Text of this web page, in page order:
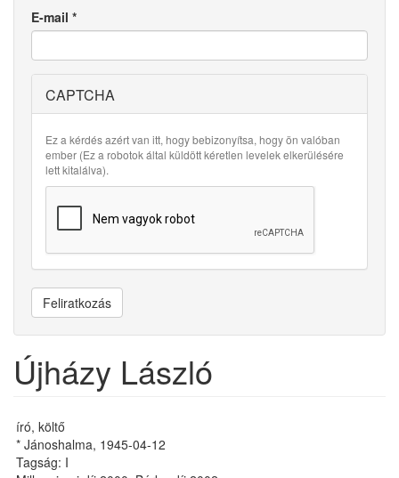
E-mail *
CAPTCHA
Ez a kérdés azért van itt, hogy bebizonyítsa, hogy ön valóban
ember (Ez a robotok által küldött kéretlen levelek elkerülésére
lett kitalálva).
Feliratkozás
Újházy László
író, költő
* Jánoshalma, 1945-04-12
Tagság: I